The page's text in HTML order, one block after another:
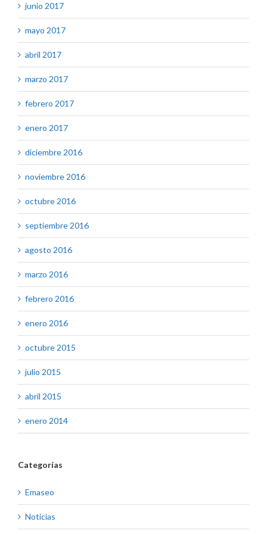
junio 2017
mayo 2017
abril 2017
marzo 2017
febrero 2017
enero 2017
diciembre 2016
noviembre 2016
octubre 2016
septiembre 2016
agosto 2016
marzo 2016
febrero 2016
enero 2016
octubre 2015
julio 2015
abril 2015
enero 2014
Categorías
Emaseo
Noticias